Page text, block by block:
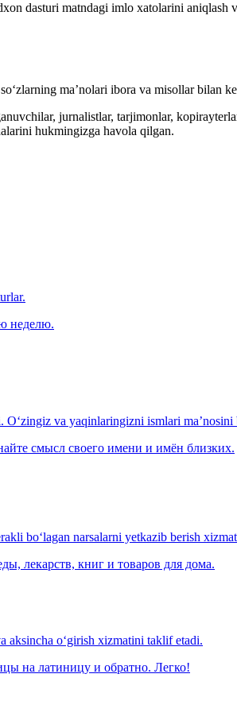
dasturi matndagi imlo xatolarini aniqlash
ma’nolari ibora va misollar bilan
jurnalistlar, tarjimonlar,
hukmingizga havola qilgan.
неделю.
O‘zingiz va yaqinlaringizni ismlari
смысл своего имени и имён близких.
bo‘lagan narsalarni yetkazib berish
лекарств, книг и товаров для дома.
o‘girish xizmatini taklif etadi.
на латиницу и обратно. Легко!